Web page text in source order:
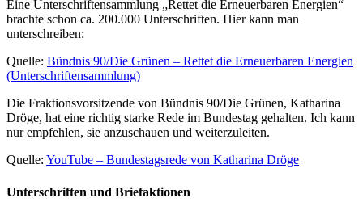
Eine Unterschriftensammlung „Rettet die Erneuerbaren Energien“
brachte schon ca. 200.000 Unterschriften. Hier kann man
unterschreiben:
Quelle: Bündnis 90/Die Grünen – Rettet die Erneuerbaren Energien
(Unterschriftensammlung)
Die Fraktionsvorsitzende von Bündnis 90/Die Grünen, Katharina
Dröge, hat eine richtig starke Rede im Bundestag gehalten. Ich kann
nur empfehlen, sie anzuschauen und weiterzuleiten.
Quelle: YouTube – Bundestagsrede von Katharina Dröge
Unterschriften und Briefaktionen